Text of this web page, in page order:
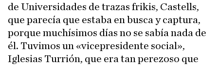
de Universidades de trazas frikis, Castells,
que parecía que estaba en busca y captura,
porque muchísimos días no se sabía nada de
él. Tuvimos un «vicepresidente social»,
Iglesias Turrión, que era tan perezoso que